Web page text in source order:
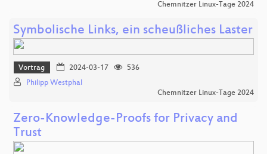
Chemnitzer Linux-Tage 2024
Symbolische Links, ein scheußliches Laster
Vortrag 2024-03-17
536
Philipp Westphal
Chemnitzer Linux-Tage 2024
Zero-Knowledge-Proofs for Privacy and
Trust